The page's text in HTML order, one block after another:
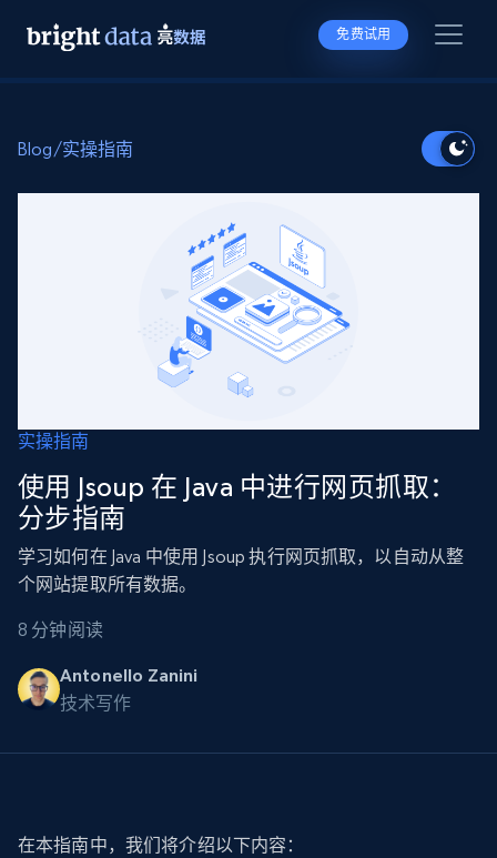
免费试用
Blog/实操指南
实操指南
使用 Jsoup 在 Java 中进行网页抓取：
分步指南
学习如何在 Java 中使用 Jsoup 执行网页抓取，以自动从整
个网站提取所有数据。
8 分钟阅读
Antonello Zanini
技术写作
在本指南中，我们将介绍以下内容：